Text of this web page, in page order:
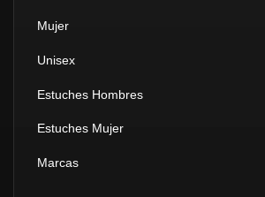
Mujer
Unisex
Estuches Hombres
Estuches Mujer
Marcas